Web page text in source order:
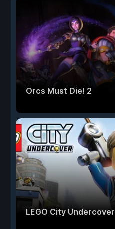
Orcs Must Die! 2
LEGO City Undercover